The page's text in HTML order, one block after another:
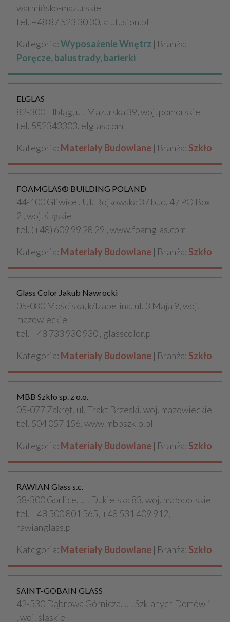
warmińsko-mazurskie
tel. +48 87 523 30 30, alufusion.pl
Kategoria:Wyposażenie Wnętrz | Branża:
Poręcze, balustrady, barierki
ELGLAS
82-300 Elbląg, ul. Mazurska 39, woj. pomorskie
tel. 552343303, elglas.com
Kategoria: Materiały Budowlane | Branża: Szkło
FOAMGLAS® BUILDING POLAND
44-100 Gliwice , Ul. Bojkowska 37 bud. 4 / PO Box
2 , woj. śląskie
tel. (+48) 609 99 28 29 , www.foamglas.com
Kategoria: Materiały Budowlane | Branża: Szkło
Glass Color Jakub Nawrocki
05-080 Mościska, k/Izabelina, ul. 3 Maja 9, woj.
mazowieckie
tel. +48 733 930 930 , glasscolor.pl
Kategoria: Materiały Budowlane | Branża: Szkło
MBB Szkło sp. z o.o.
05-077 Zakręt, ul. Trakt Brzeski, woj. mazowieckie
tel. 504 057 156, www.mbbszklo.pl
Kategoria: Materiały Budowlane | Branża: Szkło
RAWIAN Glass s.c.
38-300 Gorlice, ul. Dukielska 83, woj. małopolskie
tel. +48 500 801 565, +48 531 409 912,
rawianglass.pl
Kategoria: Materiały Budowlane | Branża: Szkło
SAINT-GOBAIN GLASS
42-530 Dąbrowa Górnicza, ul. Szklanych Domów 1
, woj. śląskie